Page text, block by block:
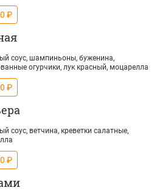
₽
соус, шампиньоны, буженина,
огурчики, лук красный, моцарелла
₽
соус, ветчина, креветки салатные,
₽